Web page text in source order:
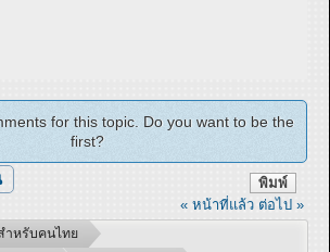
for this topic. Do you want to be the
first?
พิมพ์
« หน้าที่แล้ว ต่อไป »
ำหรับคนไทย